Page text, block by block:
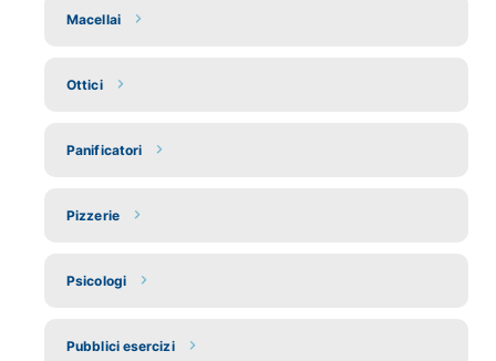
Macellai
Ottici
Panificatori
Pizzerie
Psicologi
Pubblici esercizi